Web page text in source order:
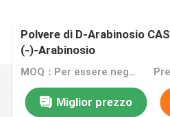
Polvere di D-Arabinosio
(-)-Arabinosio
MOQ：Per essere negoziato
Miglior prezzo